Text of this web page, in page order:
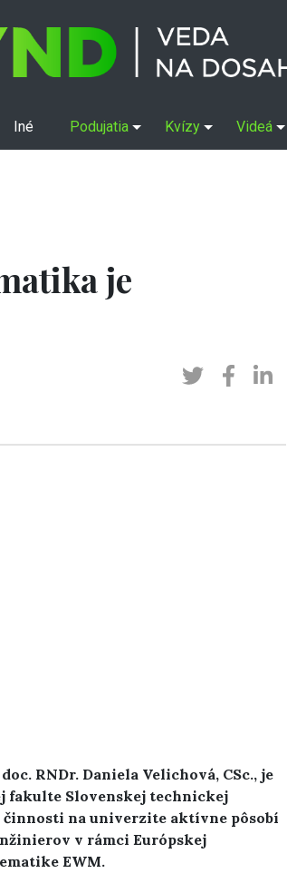
Iné Podujatia Kvízy Videá
je
RNDr. Daniela Velichová, CSc., je
fakulte Slovenskej technickej
na univerzite aktívne pôsobí
v rámci Európskej
EWM.